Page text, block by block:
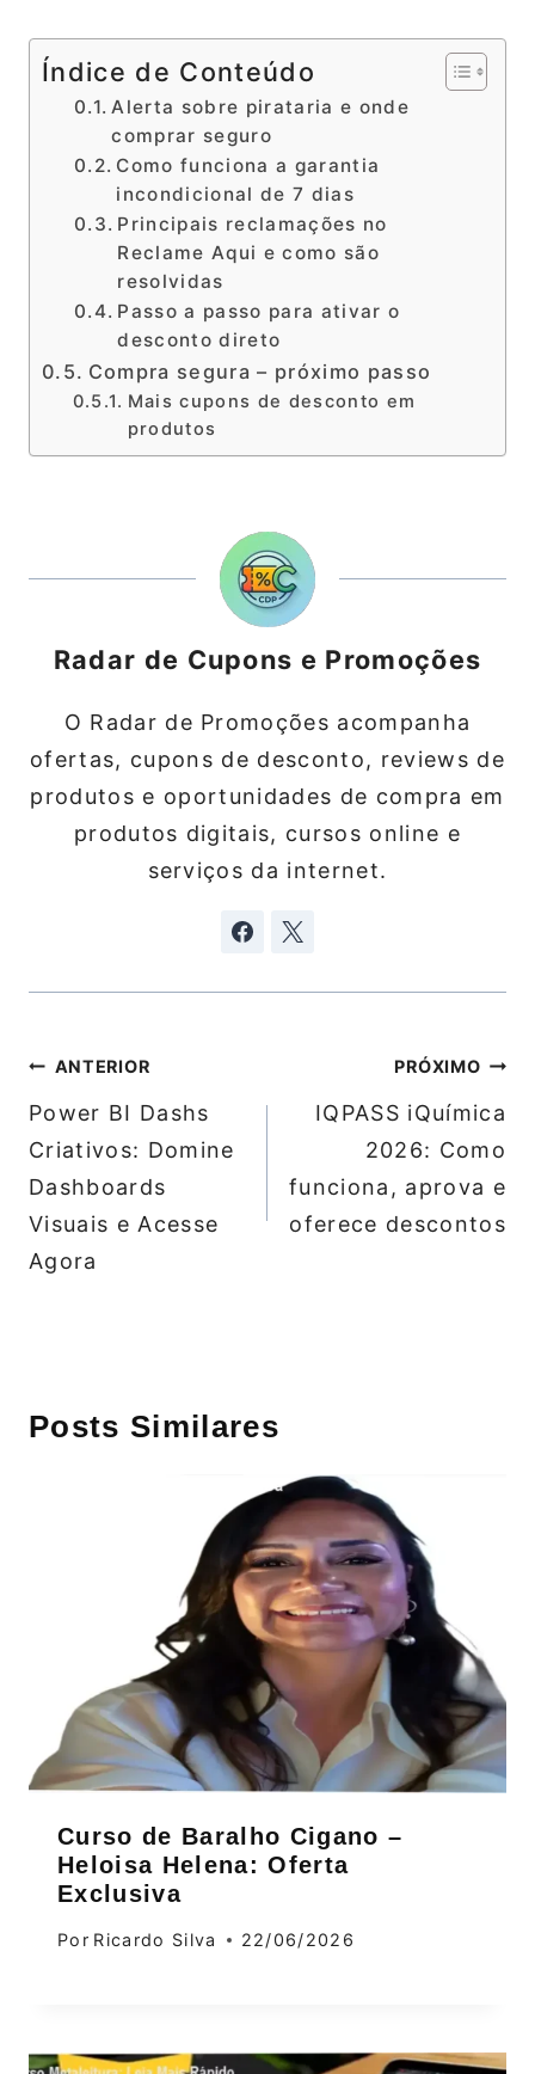
Índice de Conteúdo
Alerta sobre pirataria e onde
comprar seguro
Como funciona a garantia
incondicional de 7 dias
Principais reclamações no
Reclame Aqui e como são
resolvidas
Passo a passo para ativar o
desconto direto
Compra segura – próximo passo
Mais cupons de desconto em
produtos
Radar de Cupons e Promoções
O Radar de Promoções acompanha
ofertas, cupons de desconto, reviews de
produtos e oportunidades de compra em
produtos digitais, cursos online e
serviços da internet.
Navegação
de
Post
ANTERIOR
Power BI Dashs
Criativos: Domine
Dashboards
Visuais e Acesse
Agora
PRÓXIMO
IQPASS iQuímica
2026: Como
funciona, aprova e
oferece descontos
Posts Similares
Curso de Baralho Cigano –
Heloisa Helena: Oferta
Exclusiva
Por Ricardo Silva 22/06/2026